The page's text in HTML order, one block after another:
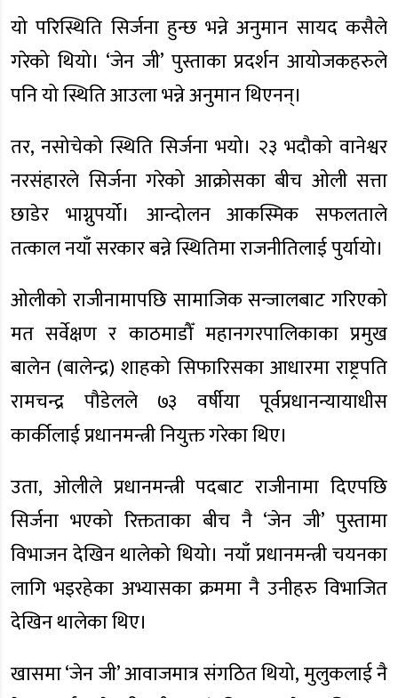
यो परिस्थिति सिर्जना हुन्छ भन्ने अनुमान सायद कसैले
गरेको थियो। ‘जेन जी’ पुस्ताका प्रदर्शन आयोजकहरुले
पनि यो स्थिति आउला भन्ने अनुमान थिएनन्।
तर, नसोचेको स्थिति सिर्जना भयो। २३ भदौको वानेश्वर
नरसंहारले सिर्जना गरेको आक्रोसका बीच ओली सत्ता
छाडेर भाग्नुपर्यो। आन्दोलन आकस्मिक सफलताले
तत्काल नयाँ सरकार बन्ने स्थितिमा राजनीतिलाई पुर्यायो।
ओलीको राजीनामापछि सामाजिक सन्जालबाट गरिएको
मत सर्वेक्षण र काठमाडौँ महानगरपालिकाका प्रमुख
बालेन (बालेन्द्र) शाहको सिफारिसका आधारमा राष्ट्रपति
रामचन्द्र पौडेलले ७३ वर्षीया पूर्वप्रधानन्यायाधीस
कार्कीलाई प्रधानमन्त्री नियुक्त गरेका थिए।
उता, ओलीले प्रधानमन्त्री पदबाट राजीनामा दिएपछि
सिर्जना भएको रिक्तताका बीच नै ‘जेन जी’ पुस्तामा
विभाजन देखिन थालेको थियो। नयाँ प्रधानमन्त्री चयनका
लागि भइरहेका अभ्यासका क्रममा नै उनीहरु विभाजित
देखिन थालेका थिए।
खासमा ‘जेन जी’ आवाजमात्र संगठित थियो, मुलुकलाई नै